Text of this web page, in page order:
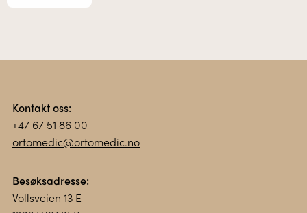
Kontakt oss:
+47 67 51 86 00
ortomedic@ortomedic.no
Besøksadresse:
Vollsveien 13 E